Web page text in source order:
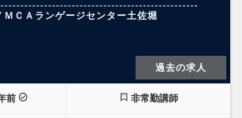
ＭＣＡランゲージセンター土佐堀
過去の求人
前 非常勤講師